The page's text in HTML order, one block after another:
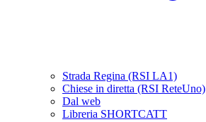
Strada Regina (RSI LA1)
Chiese in diretta (RSI ReteUno)
Dal web
Libreria SHORTCATT